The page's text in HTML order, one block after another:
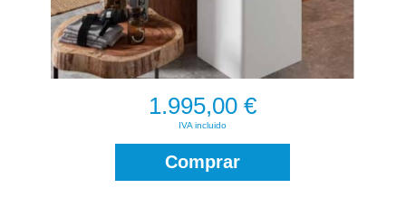
1.995,00 €
IVA incluido
Comprar